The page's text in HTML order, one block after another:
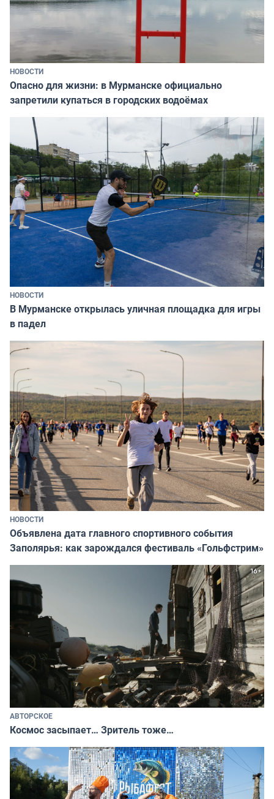
НОВОСТИ
Опасно для жизни: в Мурманске официально
запретили купаться в городских водоёмах
НОВОСТИ
В Мурманске открылась уличная площадка для игры
в падел
НОВОСТИ
Объявлена дата главного спортивного события
Заполярья: как зарождался фестиваль «Гольфстрим»
АВТОРСКОЕ
Космос засыпает… Зритель тоже…